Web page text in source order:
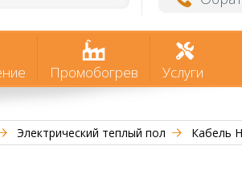
Промобогрев Услуги
Электрический теплый пол Кабель